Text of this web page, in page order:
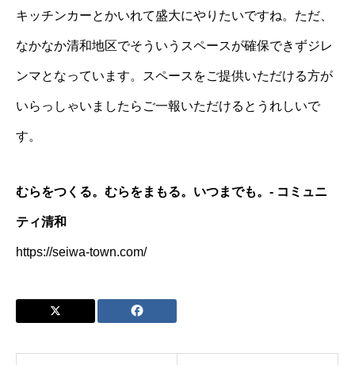
キッチンカーとかいれて盛大にやりたいですね。ただ、
なかなか清和地区でそういうスペースが確保できずジレ
ンマとなっています。スペースをご提供いただける方が
いらっしゃいましたらご一報いただけるとうれしいで
す。
むらをつくる。むらをまもる。いつまでも。- コミュニ
ティ清和
https://seiwa-town.com/